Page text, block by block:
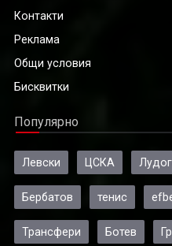
Контакти
Реклама
Общи условия
Бисквитки
Популярно
Левски ЦСКА
Бербатов тенис
Трансфери Ботев